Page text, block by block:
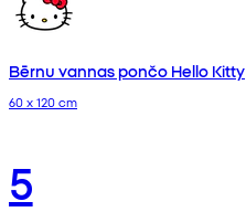
Bērnu vannas pončo Hello Kitty
60 x 120 cm
5